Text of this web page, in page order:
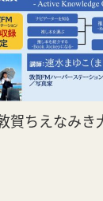
ちえなみき